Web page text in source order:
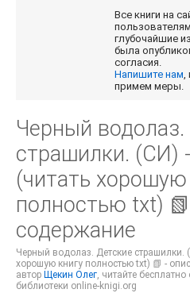
Все книги на
глубочайшие
была
согласия.
Напишите нам,
примем меры.
Черный водолаз.
страшилки. (СИ)
(читать хорошую
полностью txt)
содержание
Черный водолаз. Детские страшилки.
хорошую книгу полностью txt) 📗 -
автор Щекин Олег, читайте
библиотеки online-knigi.org